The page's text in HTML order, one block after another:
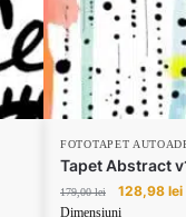
FOTOTAPET
Tapet Abstract
179,00lei
Prețul
inițial
128,98 lei
Dimensiuni